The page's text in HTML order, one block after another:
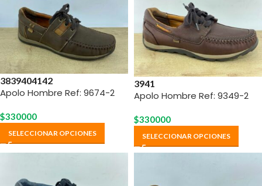
3839404142
Apolo Hombre Ref: 9674-2
$330000
SELECCIONAR OPCIONES
3941
Apolo Hombre Ref: 9349-2
$330000
SELECCIONAR OPCIONES